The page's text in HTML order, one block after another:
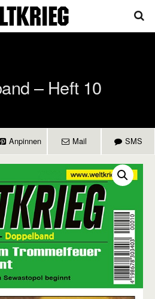
– Heft 10
Anpinnen Mail SMS